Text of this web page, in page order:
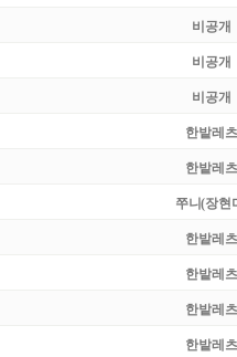
비공개
비공개
비공개
한밭레츠
한밭레츠
쭈니(장현
한밭레츠
한밭레츠
한밭레츠
한밭레츠